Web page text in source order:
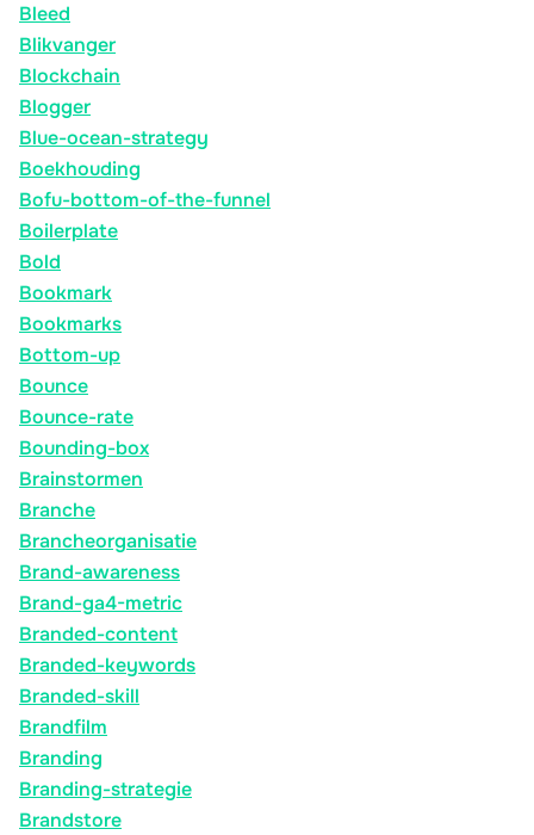
Bleed
Blikvanger
Blockchain
Blogger
Blue-ocean-strategy
Boekhouding
Bofu-bottom-of-the-funnel
Boilerplate
Bold
Bookmark
Bookmarks
Bottom-up
Bounce
Bounce-rate
Bounding-box
Brainstormen
Branche
Brancheorganisatie
Brand-awareness
Brand-ga4-metric
Branded-content
Branded-keywords
Branded-skill
Brandfilm
Branding
Branding-strategie
Brandstore